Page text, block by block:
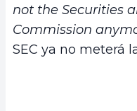
not the Securities
Commission
SEC ya no meterá